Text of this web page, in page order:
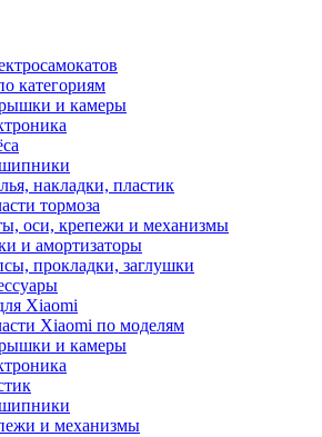
категориям
и камеры
накладки, пластик
тормоза
оси, крепежи и механизмы
и амортизаторы
прокладки, заглушки
Xiaomi
Xiaomi по моделям
и камеры
и механизмы